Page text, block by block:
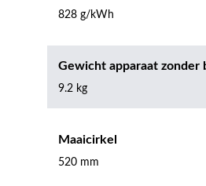
828 g/kWh
Gewicht apparaat zonder
9.2 kg
Maaicirkel
520 mm